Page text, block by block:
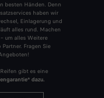
besten Händen. Denn
haben wir
Einlagerung und
alles rund. Machen
um alles Weitere
Fragen Sie
gibt es eine
dazu.